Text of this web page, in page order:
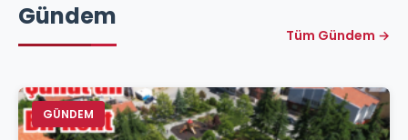
Gündem
Tüm Gündem →
GÜNDEM